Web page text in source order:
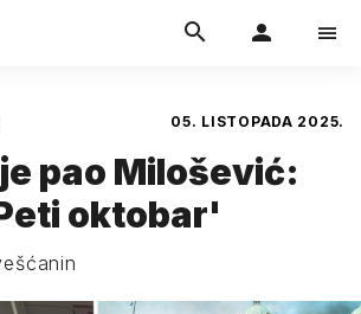
05. LISTOPADA 2025.
pao Milošević:
oktobar'